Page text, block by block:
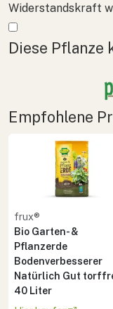
Widerstandskraft
Mehr anzeigen
Diese Pflanze
Empfohlene
frux®
Bio Garten- &
Pflanzerde
Bodenverbesserer
Natürlich Gut
40 Liter